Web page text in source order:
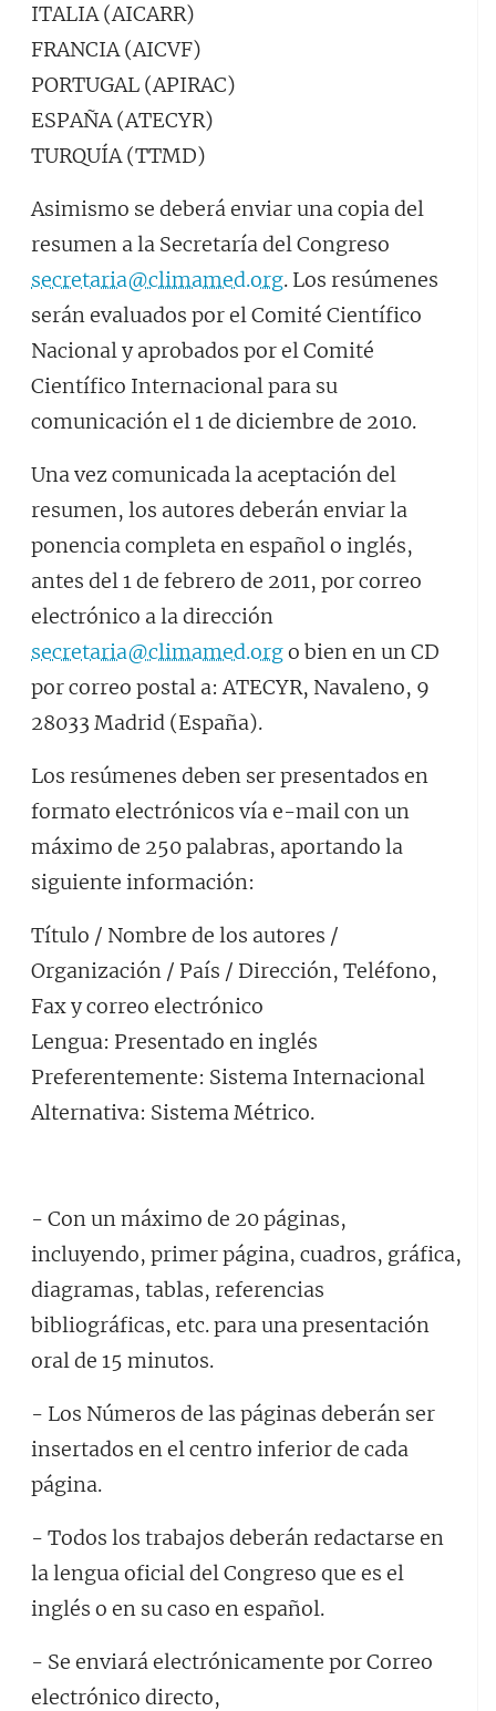
ITALIA (AICARR)
FRANCIA (AICVF)
PORTUGAL (APIRAC)
ESPAÑA (ATECYR)
TURQUÍA (TTMD)
Asimismo se deberá enviar una copia del
resumen a la Secretaría del Congreso
secretaria@climamed.org. Los resúmenes
serán evaluados por el Comité Científico
Nacional y aprobados por el Comité
Científico Internacional para su
comunicación el 1 de diciembre de 2010.
Una vez comunicada la aceptación del
resumen, los autores deberán enviar la
ponencia completa en español o inglés,
antes del 1 de febrero de 2011, por correo
electrónico a la dirección
secretaria@climamed.orgo bien en un CD
por correo postal a: ATECYR, Navaleno, 9
28033 Madrid (España).
Los resúmenes deben ser presentados en
formato electrónicos vía e-mail con un
máximo de 250 palabras, aportando la
siguiente información:
Título / Nombre de los autores /
Organización / País / Dirección, Teléfono,
Fax y correo electrónico
Lengua: Presentado en inglés
Preferentemente: Sistema Internacional
Alternativa: Sistema Métrico.
- Con un máximo de 20 páginas,
incluyendo, primer página, cuadros, gráfica,
diagramas, tablas, referencias
bibliográficas, etc. para una presentación
oral de 15 minutos.
- Los Números de las páginas deberán ser
insertados en el centro inferior de cada
página.
- Todos los trabajos deberán redactarse en
la lengua oficial del Congreso que es el
inglés o en su caso en español.
- Se enviará electrónicamente por Correo
electrónico directo,